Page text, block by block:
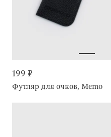
199 ₽
Футляр для очков, Memo